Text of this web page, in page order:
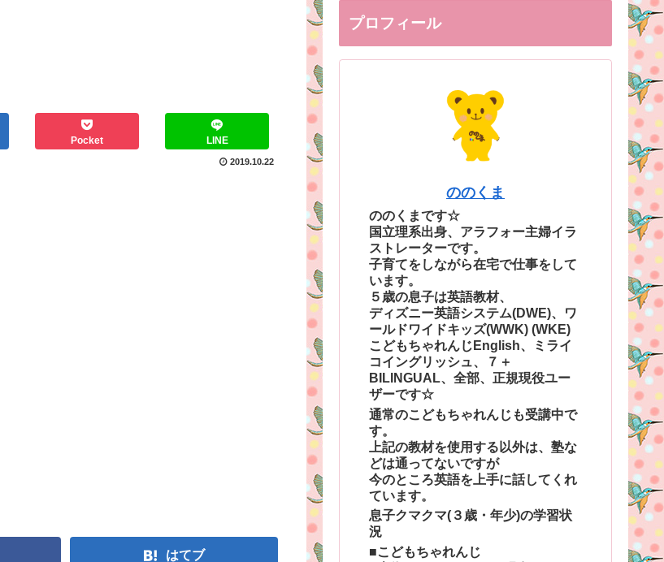
Pocket LINE
2019.10.22
はてブ
プロフィール
ののくま
ののくまです☆
国立理系出身、アラフォー主婦イラ
ストレーターです。
子育てをしながら在宅で仕事をして
います。
５歳の息子は英語教材、
ディズニー英語システム(DWE)、ワ
ールドワイドキッズ(WWK) (WKE)
こどもちゃれんじEnglish、ミライ
コイングリッシュ、７＋
BILINGUAL、全部、正規現役ユー
ザーです☆
通常のこどもちゃれんじも受講中で
す。
上記の教材を使用する以外は、塾な
どは通ってないですが
今のところ英語を上手に話してくれ
ています。
息子クマクマ(３歳・年少)の学習状
況
■こどもちゃれんじ